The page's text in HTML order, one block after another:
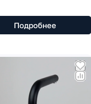
Подробнее